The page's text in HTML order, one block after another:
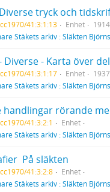
tryck och
41:3:1:13 Enhet
Stäkets arkiv : Släkten
Diverse - Karta över
41:3:1:17 Enhet
1937
Stäkets arkiv : Släkten
handlingar rörande
41:3:2:1
Enhet
Stäkets arkiv : Släkten
 På släkten
41:3:2:8
Enhet
Stäkets arkiv : Släkten